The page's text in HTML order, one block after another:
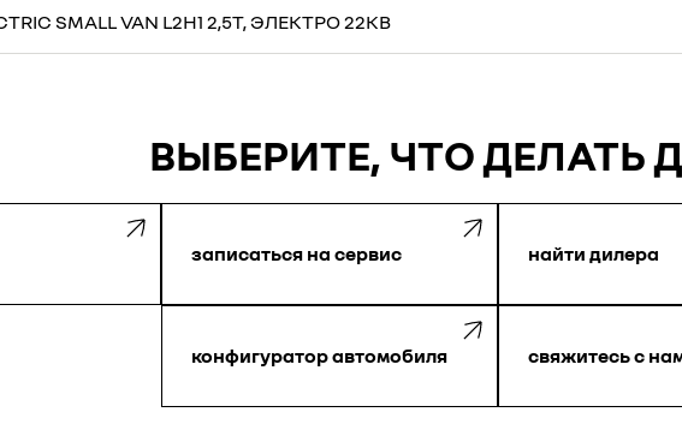
SMALL VAN L2H1 2,5T, ЭЛЕКТРО 22КВ
ВЫБЕРИТЕ, ЧТО ДЕЛАТЬ
записаться на сервис найти дилера
конфигуратор автомобиля свяжитесь с